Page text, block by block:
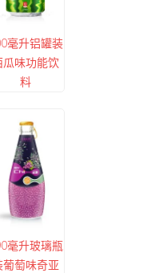
毫升铝罐装
瓜味功能饮
料
毫升玻璃瓶
葡萄味奇亚